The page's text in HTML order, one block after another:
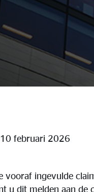
februari 2026
vooraf ingevulde
u dit melden aan de